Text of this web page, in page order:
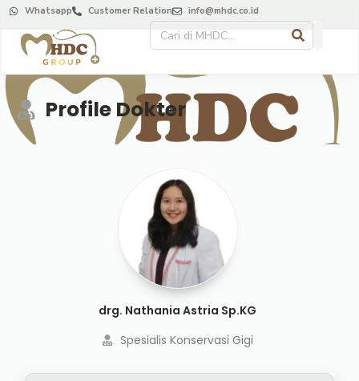
Whatsapp Customer Relation info@mhdc.co.id
Profile Dokter
drg. Nathania Astria Sp.KG
Spesialis Konservasi Gigi